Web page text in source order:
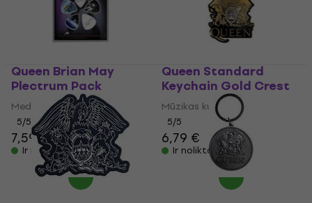
Queen Brian May
Plectrum Pack
Mediators
5/5
7,59 €
Ir noliktavā
Queen Standard
Keychain Gold Crest
Mūzikas kulons
5/5
6,79 €
Ir noliktavā